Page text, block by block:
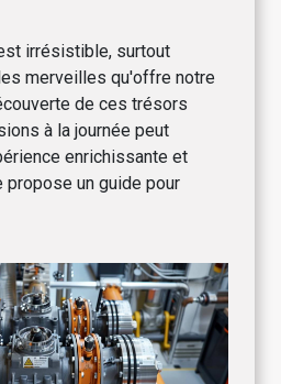
irrésistible, surtout
merveilles qu'offre notre
de ces trésors
à la journée peut
enrichissante et
propose un guide pour